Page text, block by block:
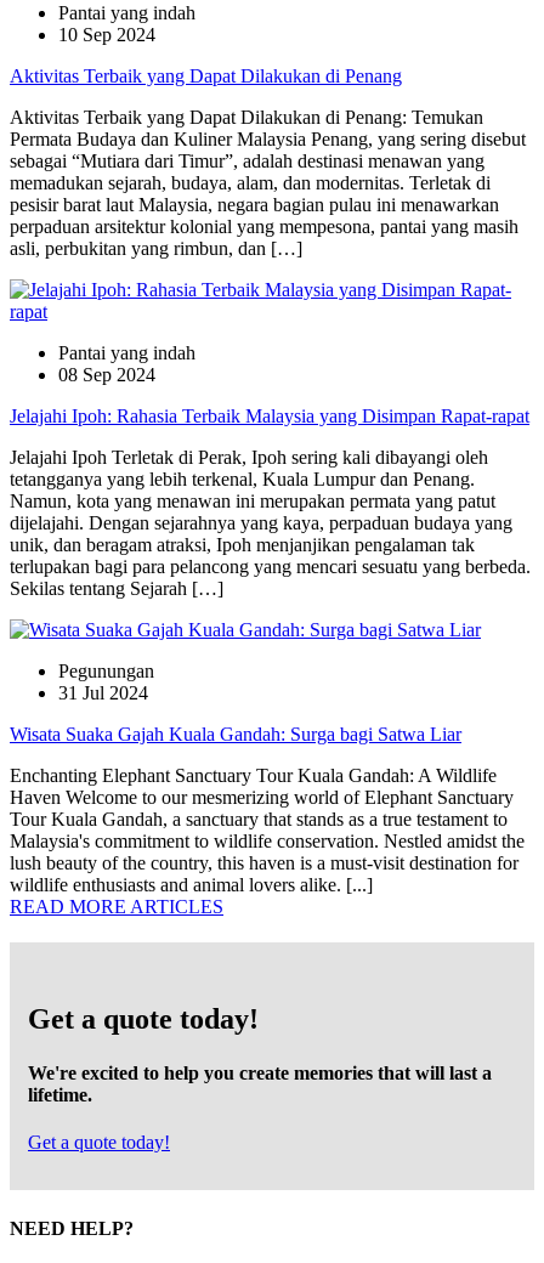
Pantai yang indah
10 Sep 2024
Aktivitas Terbaik yang Dapat Dilakukan di Penang
Aktivitas Terbaik yang Dapat Dilakukan di Penang: Temukan
Permata Budaya dan Kuliner Malaysia Penang, yang sering disebut
sebagai “Mutiara dari Timur”, adalah destinasi menawan yang
memadukan sejarah, budaya, alam, dan modernitas. Terletak di
pesisir barat laut Malaysia, negara bagian pulau ini menawarkan
perpaduan arsitektur kolonial yang mempesona, pantai yang masih
asli, perbukitan yang rimbun, dan […]
Pantai yang indah
08 Sep 2024
Jelajahi Ipoh: Rahasia Terbaik Malaysia yang Disimpan Rapat-rapat
Jelajahi Ipoh Terletak di Perak, Ipoh sering kali dibayangi oleh
tetangganya yang lebih terkenal, Kuala Lumpur dan Penang.
Namun, kota yang menawan ini merupakan permata yang patut
dijelajahi. Dengan sejarahnya yang kaya, perpaduan budaya yang
unik, dan beragam atraksi, Ipoh menjanjikan pengalaman tak
terlupakan bagi para pelancong yang mencari sesuatu yang berbeda.
Sekilas tentang Sejarah […]
Pegunungan
31 Jul 2024
Wisata Suaka Gajah Kuala Gandah: Surga bagi Satwa Liar
Enchanting Elephant Sanctuary Tour Kuala Gandah: A Wildlife
Haven Welcome to our mesmerizing world of Elephant Sanctuary
Tour Kuala Gandah, a sanctuary that stands as a true testament to
Malaysia's commitment to wildlife conservation. Nestled amidst the
lush beauty of the country, this haven is a must-visit destination for
wildlife enthusiasts and animal lovers alike. [...]
READ MORE ARTICLES
Get a quote today!
We're excited to help you create memories that will last a
lifetime.
Get a quote today!
NEED HELP?